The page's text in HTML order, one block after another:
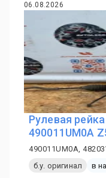
06.08.2026
Рулевая
490011UM0A
490011UM0A,
б.у. оригинал
в